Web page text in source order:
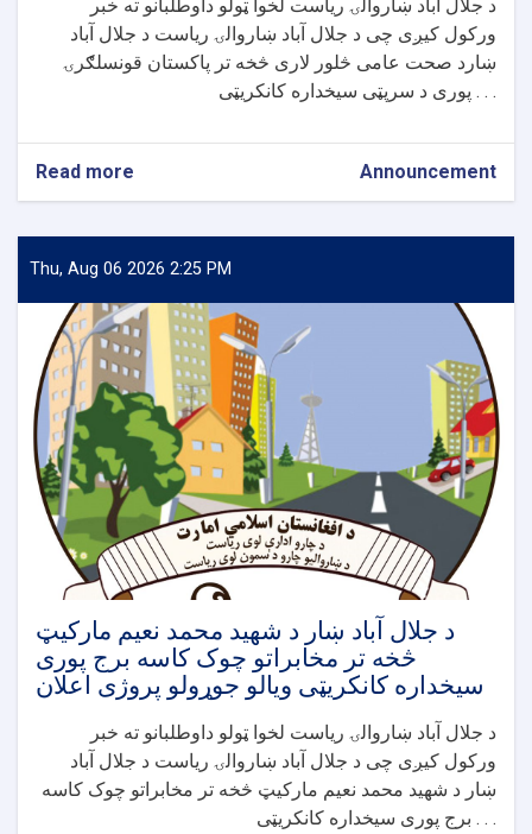
د جلال آباد ښاروالۍ ریاست لخوا ټولو داوطلبانو ته خبر
ورکول کیږی چی د جلال آباد ښاروالۍ ریاست د جلال آباد
ښارد صحت عامی څلور لاری څخه تر پاکستان قونسلګرۍ
پوری د سرپټی سیخداره کانکریټی . . .
Read more
د
آباد
ښار
صحت
عامی
څلور
لاری
څخه
تر
پاکستا
قونسلګرۍ
پوری
د
سیخداره
کانکریټی
جوړولو
پروژی
اعلان
Announcement
Thu, Aug 06 2026 2:25 PM
د جلال آباد ښار د شهید محمد نعیم مارکیټ
څخه تر مخابراتو چوک کاسه برج پوری
سیخداره کانکریټی ویالو جوړولو پروژی اعلان
د جلال آباد ښاروالۍ ریاست لخوا ټولو داوطلبانو ته خبر
ورکول کیږی چی د جلال آباد ښاروالۍ ریاست د جلال آباد
ښار د شهید محمد نعیم مارکیټ څخه تر مخابراتو چوک کاسه
برج پوری سیخداره کانکریټی . . .